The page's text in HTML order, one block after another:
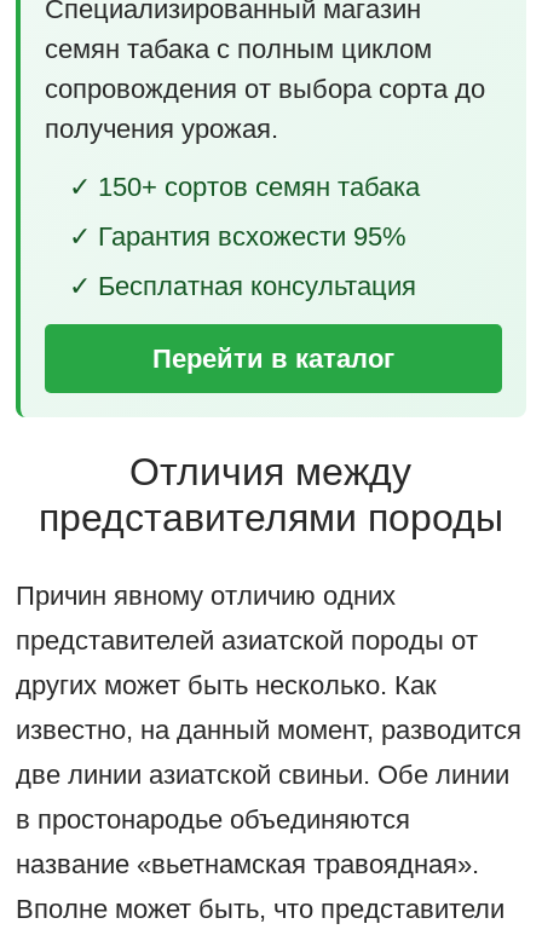
Специализированный магазин
семян табака с полным циклом
сопровождения от выбора сорта до
получения урожая.
✓ 150+ сортов семян табака
✓ Гарантия всхожести 95%
✓ Бесплатная консультация
Перейти в каталог
Отличия между
представителями породы
Причин явному отличию одних
представителей азиатской породы от
других может быть несколько. Как
известно, на данный момент, разводится
две линии азиатской свиньи. Обе линии
в простонародье объединяются
название «вьетнамская травоядная».
Вполне может быть, что представители